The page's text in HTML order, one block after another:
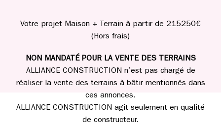
Votre projet Maison + Terrain à partir de 215250€
(Hors frais)
NON MANDATÉ POUR LA VENTE DES TERRAINS
ALLIANCE CONSTRUCTION n’est pas chargé de
réaliser la vente des terrains à bâtir mentionnés dans
ces annonces.
ALLIANCE CONSTRUCTION agit seulement en qualité
de constructeur.